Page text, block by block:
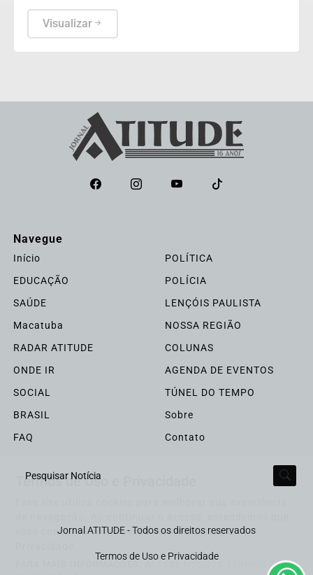
na cidade
Visualizar
Navegue
Início
POLÍTICA
EDUCAÇÃO
POLÍCIA
SAÚDE
LENÇÓIS PAULISTA
Macatuba
NOSSA REGIÃO
RADAR ATITUDE
COLUNAS
ONDE IR
AGENDA DE EVENTOS
SOCIAL
TÚNEL DO TEMPO
BRASIL
Sobre
FAQ
Contato
Pesquisar Notícia
Jornal ATITUDE - Todos os direitos reservados
Termos de Uso e Privacidade
Termos de Uso e Privacidade
você concorda com nossos Termos de Uso e